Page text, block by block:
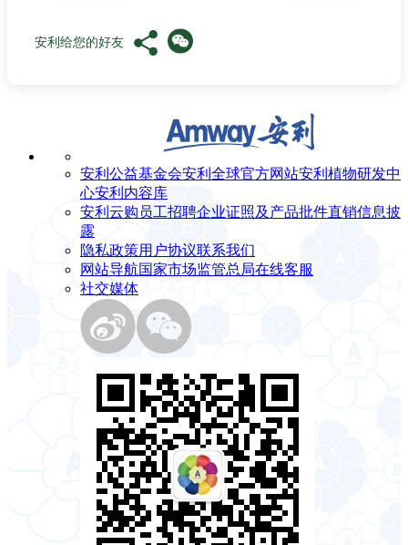
安利给您的好友
安利公益基金会安利全球官方网站安利植物研发中
心安利内容库
安利云购 员工招聘企业证照及产品批件直销信息披
露
隐私政策用户协议联系我们
网站导航国家市场监管总局在线客服
社交媒体